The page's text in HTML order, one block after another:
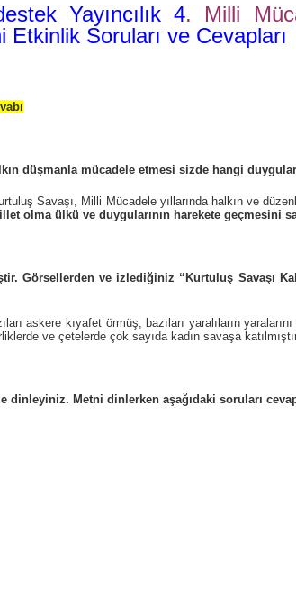
Yayıncılık 4. Milli
Etkinlik Soruları ve Cevapları
düşmanla mücadele etmesi sizde hangi
Savaşı, Milli Mücadele yıllarında halkın ve
olma ülkü ve duygularının harekete geçmesini
Görsellerden ve izlediğiniz “Kurtuluş Savaşı
askere kıyafet örmüş, bazıları yaralıların
ve çetelerde çok sayıda kadın savaşa
Metni dinlerken aşağıdaki soruları